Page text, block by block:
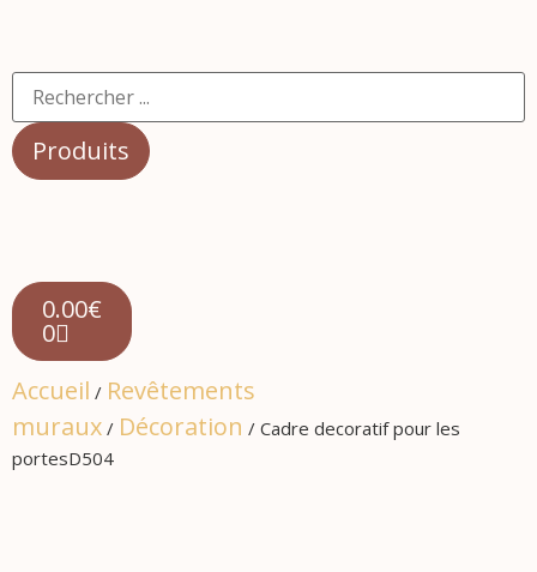
Produits
0.00€
0
Accueil / Revêtements
muraux / Décoration / Cadre decoratif pour les
portesD504